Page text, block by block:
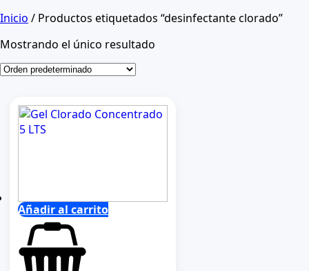
Inicio / Productos etiquetados “desinfectante clorado”
Mostrando el único resultado
Añadir al carrito